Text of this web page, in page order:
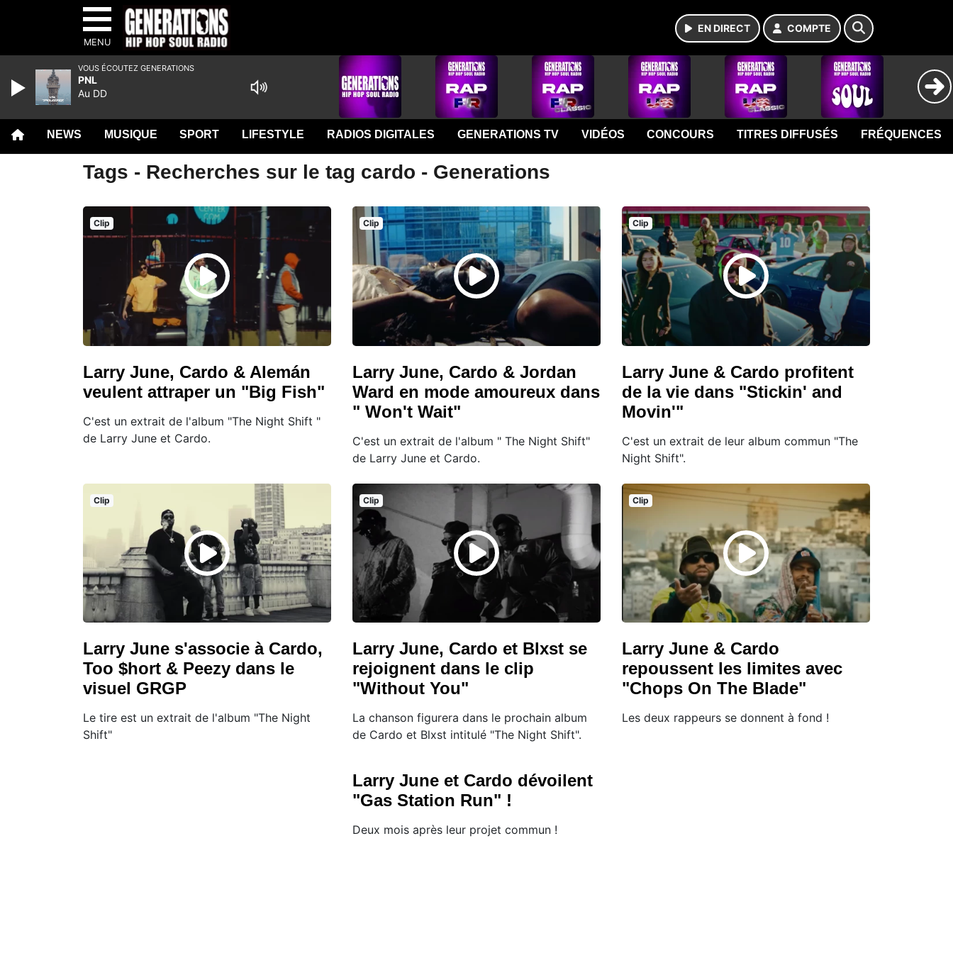
MENU
EN DIRECT COMPTE
NEWS MUSIQUE SPORT LIFESTYLE RADIOS DIGITALES GENERATIONS TV VIDÉOS CONCOURS TITRES DIFFUSÉS FRÉQUENCES
Tags - Recherches sur le tag cardo - Generations
Clip
Larry June, Cardo & Alemán
veulent attraper un "Big Fish"
C'est un extrait de l'album "The Night Shift "
de Larry June et Cardo.
Clip
Larry June, Cardo & Jordan
Ward en mode amoureux dans
" Won't Wait"
C'est un extrait de l'album " The Night Shift"
de Larry June et Cardo.
Clip
Larry June & Cardo profitent
de la vie dans "Stickin' and
Movin'"
C'est un extrait de leur album commun "The
Night Shift".
Clip
Larry June s'associe à Cardo,
Too $hort & Peezy dans le
visuel GRGP
Le tire est un extrait de l'album "The Night
Shift"
Clip
Larry June, Cardo et Blxst se
rejoignent dans le clip
"Without You"
La chanson figurera dans le prochain album
de Cardo et Blxst intitulé "The Night Shift".
Clip
Larry June & Cardo
repoussent les limites avec
"Chops On The Blade"
Les deux rappeurs se donnent à fond !
Larry June et Cardo dévoilent
"Gas Station Run" !
Deux mois après leur projet commun !
VOUS ÉCOUTEZ GENERATIONS
PNL
Au DD